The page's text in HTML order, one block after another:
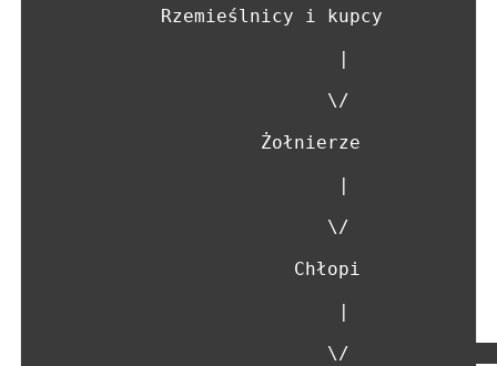
           Rzemieślnicy i kupcy
                          \/
                    Żołnierze
                          \/
                       Chłopi